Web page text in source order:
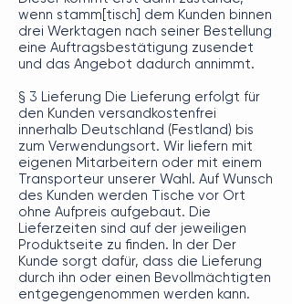
wenn stamm[tisch] dem Kunden binnen
drei Werktagen nach seiner Bestellung
eine Auftragsbestätigung zusendet
und das Angebot dadurch annimmt.
§ 3 Lieferung Die Lieferung erfolgt für
den Kunden versandkostenfrei
innerhalb Deutschland (Festland) bis
zum Verwendungsort. Wir liefern mit
eigenen Mitarbeitern oder mit einem
Transporteur unserer Wahl. Auf Wunsch
des Kunden werden Tische vor Ort
ohne Aufpreis aufgebaut. Die
Lieferzeiten sind auf der jeweiligen
Produktseite zu finden. In der Der
Kunde sorgt dafür, dass die Lieferung
durch ihn oder einen Bevollmächtigten
entgegengenommen werden kann.